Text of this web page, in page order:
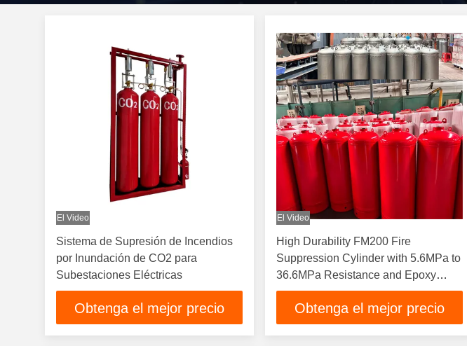
El Video
Sistema de Supresión de Incendios
por Inundación de CO2 para
Subestaciones Eléctricas
Obtenga el mejor precio
El Video
High Durability FM200 Fire
Suppression Cylinder with 5.6MPa to
36.6MPa Resistance and Epoxy
Coating
Obtenga el mejor precio